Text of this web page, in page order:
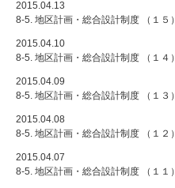
2015.04.13
8-5. 地区計画・総合設計制度 （１５）
2015.04.10
8-5. 地区計画・総合設計制度 （１４）
2015.04.09
8-5. 地区計画・総合設計制度 （１３）
2015.04.08
8-5. 地区計画・総合設計制度 （１２）
2015.04.07
8-5. 地区計画・総合設計制度 （１１）